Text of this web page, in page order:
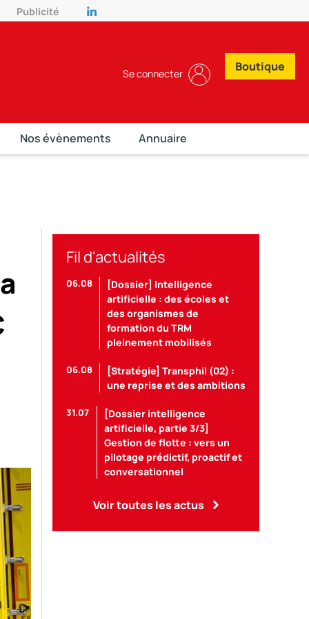
Publicité
Se connecter Boutique
Nos évènements Annuaire
Fil d'actualités
06.08
[Dossier] Intelligence
artificielle : des écoles et
des organismes de
formation du TRM
pleinement mobilisés
06.08
[Stratégie] Transphil (02) :
une reprise et des ambitions
31.07
[Dossier intelligence
artificielle, partie 3/3]
Gestion de flotte : vers un
pilotage prédictif, proactif et
conversationnel
Voir toutes les actus